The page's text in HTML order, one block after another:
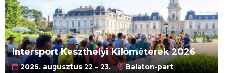
Intersport Keszthelyi Kilóméterek 2026
2026. augusztus 22 – 23. Balaton-part